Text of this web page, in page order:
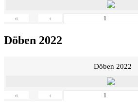
« ‹
Döben 2022
Döben 2022
« ‹